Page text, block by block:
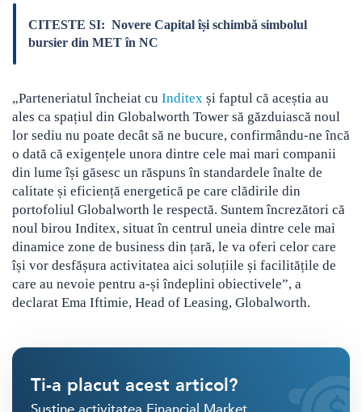
CITESTE SI: Novere Capital își schimbă simbolul
bursier din MET în NC
„Parteneriatul încheiat cu Inditex și faptul că aceștia au
ales ca spațiul din Globalworth Tower să găzduiască noul
lor sediu nu poate decât să ne bucure, confirmându-ne încă
o dată că exigențele unora dintre cele mai mari companii
din lume își găsesc un răspuns în standardele înalte de
calitate și eficiență energetică pe care clădirile din
portofoliul Globalworth le respectă. Suntem încrezători că
noul birou Inditex, situat în centrul uneia dintre cele mai
dinamice zone de business din țară, le va oferi celor care
își vor desfășura activitatea aici soluțiile și facilitățile de
care au nevoie pentru a-și îndeplini obiectivele”, a
declarat Ema Iftimie, Head of Leasing, Globalworth.
Ti-a placut acest articol?